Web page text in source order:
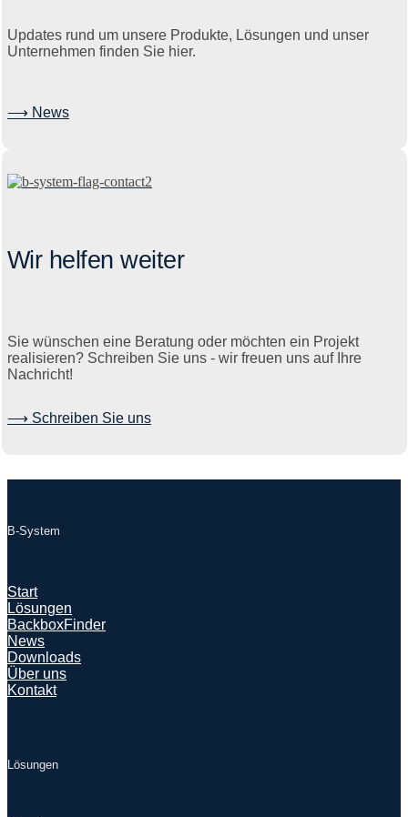
Updates rund um unsere Produkte, Lösungen und unser
Unternehmen finden Sie hier.
⟶ News
Wir helfen weiter
Sie wünschen eine Beratung oder möchten ein Projekt
realisieren? Schreiben Sie uns - wir freuen uns auf Ihre
Nachricht!
⟶ Schreiben Sie uns
B-System
Start
Lösungen
BackboxFinder
News
Downloads
Über uns
Kontakt
Lösungen